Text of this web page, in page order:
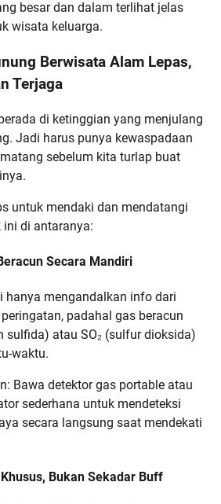
besar dan dalam terlihat jelas
wisata keluarga.
Berwisata Alam Lepas,
Terjaga
di ketinggian yang menjulang
Jadi harus punya kewaspadaan
sebelum kita turlap buat
untuk mendaki dan mendatangi
di antaranya:
Secara Mandiri
hanya mengandalkan info dari
padahal gas beracun
sulfida) atau SO₂ (sulfur dioksida)
waktu.
Bawa detektor gas portable atau
sederhana untuk mendeteksi
secara langsung saat mendekati
Bukan Sekadar Buff